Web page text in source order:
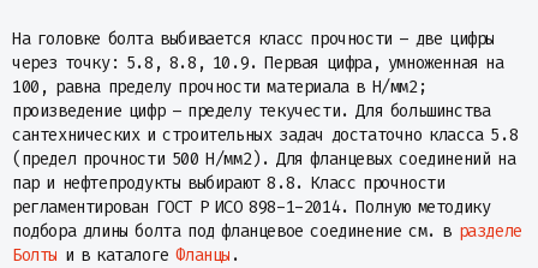
На головке болта выбивается класс прочности – две цифры
через точку: 5.8, 8.8, 10.9. Первая цифра, умноженная на
100, равна пределу прочности материала в Н/мм2;
произведение цифр – пределу текучести. Для большинства
сантехнических и строительных задач достаточно класса 5.8
(предел прочности 500 Н/мм2). Для фланцевых соединений на
пар и нефтепродукты выбирают 8.8. Класс прочности
регламентирован ГОСТ Р ИСО 898-1-2014. Полную методику
подбора длины болта под фланцевое соединение см. в разделе
Болты и в каталогеФланцы .